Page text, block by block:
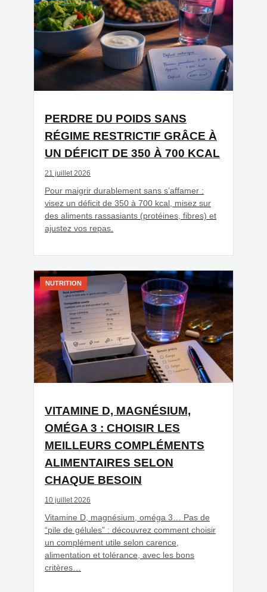
PERDRE DU POIDS SANS
RÉGIME RESTRICTIF GRÂCE À
UN DÉFICIT DE 350 À 700 KCAL
21 juillet 2026
Pour maigrir durablement sans s’affamer :
visez un déficit de 350 à 700 kcal, misez sur
des aliments rassasiants (protéines, fibres) et
ajustez vos repas.
NUTRITION
VITAMINE D, MAGNÉSIUM,
OMÉGA 3 : CHOISIR LES
MEILLEURS COMPLÉMENTS
ALIMENTAIRES SELON
CHAQUE BESOIN
10 juillet 2026
Vitamine D, magnésium, oméga 3… Pas de
“pile de gélules” : découvrez comment choisir
un complément utile selon carence,
alimentation et tolérance, avec les bons
critères…